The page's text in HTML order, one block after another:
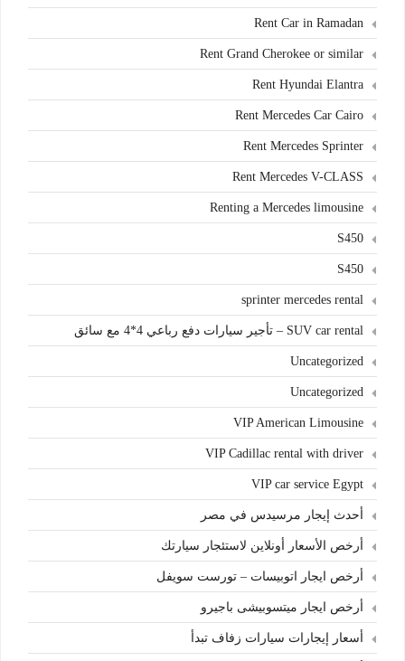
Rent Car in Ramadan
Rent Grand Cherokee or similar
Rent Hyundai Elantra
Rent Mercedes Car Cairo
Rent Mercedes Sprinter
Rent Mercedes V-CLASS
Renting a Mercedes limousine
S450
S450
sprinter mercedes rental
SUV car rental – تأجير سيارات دفع رباعي 4*4 مع سائق
Uncategorized
Uncategorized
VIP American Limousine
VIP Cadillac rental with driver
VIP car service Egypt
أحدث إيجار مرسيدس في مصر
أرخص الأسعار أونلاين لاستئجار سيارتك
أرخص ايجار اتوبيسات – تورست سويفل
أرخص ايجار ميتسوبيشى باجيرو
أسعار إيجارات سيارات زفاف تبدأ